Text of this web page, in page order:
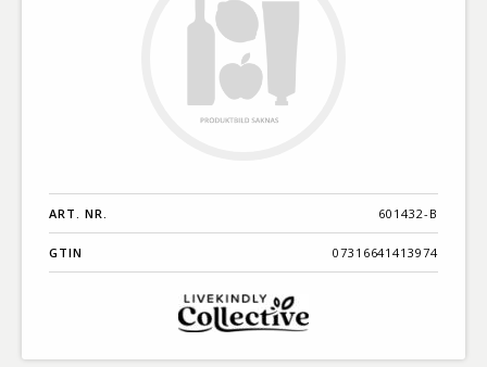
ART. NR. 601432-B
GTIN 07316641413974